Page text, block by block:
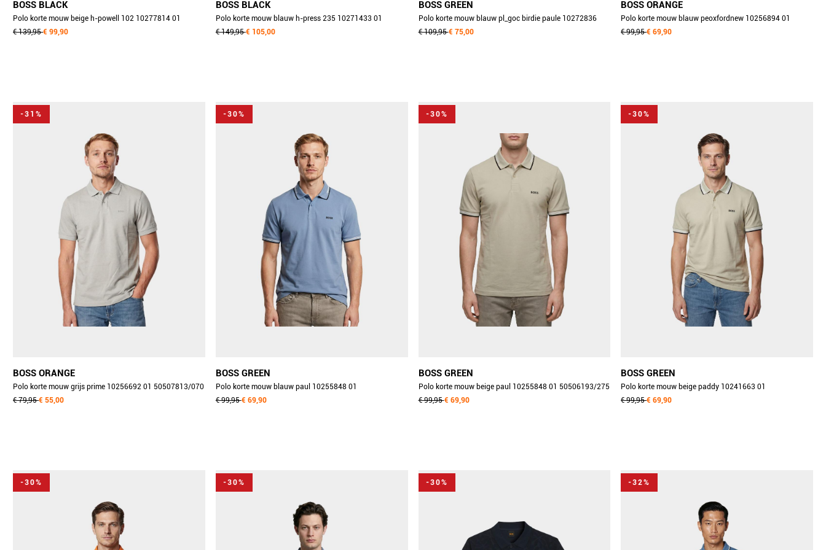
BOSS BLACK
Polo korte mouw beige h-powell 102 10277814 01
50560014/286
€ 139,95€ 99,90
BOSS BLACK
Polo korte mouw blauw h-press 235 10271433 01
50559147/450
€ 149,95€ 105,00
BOSS GREEN
Polo korte mouw blauw pl_goc birdie paule 10272836
50559365/402
€ 109,95€ 75,00
BOSS ORANGE
Polo korte mouw blauw peoxfordnew 10256894 01
50507814/458
€ 99,95€ 69,90
-31%
BOSS ORANGE
Polo korte mouw grijs prime 10256692 01 50507813/070
€ 79,95€ 55,00
-30%
BOSS GREEN
Polo korte mouw blauw paul 10255848 01
50506193/459
€ 99,95€ 69,90
-30%
BOSS GREEN
Polo korte mouw beige paul 10255848 01 50506193/275
€ 99,95€ 69,90
-30%
BOSS GREEN
Polo korte mouw beige paddy 10241663 01
50469055/276
€ 99,95€ 69,90
-30% -30% -30% -32%